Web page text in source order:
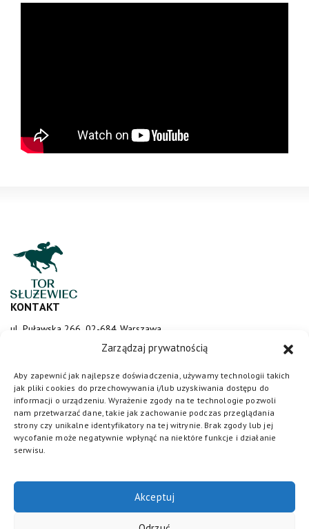
Zarządzaj prywatnością
Aby zapewnić jak najlepsze doświadczenia, używamy technologii takich
jak pliki cookies do przechowywania i/lub uzyskiwania dostępu do
informacji o urządzeniu. Wyrażenie zgody na te technologie pozwoli
nam przetwarzać dane, takie jak zachowanie podczas przeglądania
strony czy unikalne identyfikatory na tej witrynie. Brak zgody lub jej
wycofanie może negatywnie wpłynąć na niektóre funkcje i działanie
serwisu.
Akceptuj
KONTAKT
ul. Puławska 266, 02-684 Warszawa
sluzewiec@totalizator.pl
KONTAKT DLA MEDIÓW
media@torsluzewiec.pl
DOŁĄCZ DO NAS